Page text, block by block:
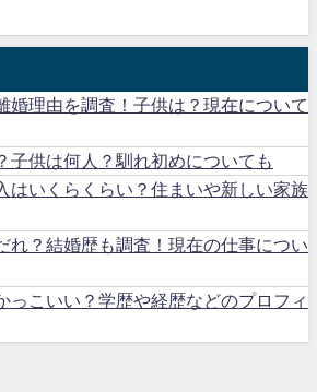
婚理由を調査！子供は？現在について
子供は何人？馴れ初めについても
はいくらくらい？住まいや新しい家族
れ？結婚歴も調査！現在の仕事につい
っこいい？学歴や経歴などのプロフィ